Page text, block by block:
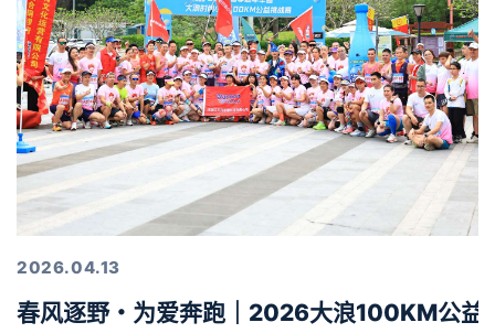
2026.04.13
春风逐野・为爱奔跑｜2026大浪100KM公益